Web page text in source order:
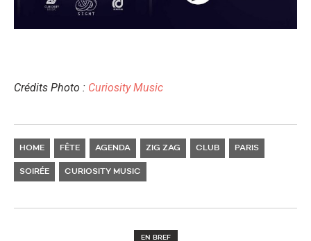
Crédits Photo : Curiosity Music
HOME FÊTE AGENDA ZIG ZAG CLUB PARIS
SOIRÉE CURIOSITY MUSIC
EN BREF